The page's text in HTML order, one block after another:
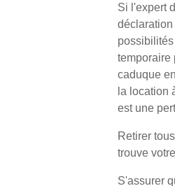
Si l'expert
déclaration
temporaire
caduque
la location
est une
Retirer
trouve
S'assurer